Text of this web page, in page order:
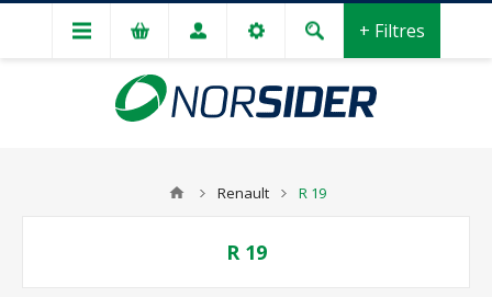
+ Filtres
Renault R 19
R 19